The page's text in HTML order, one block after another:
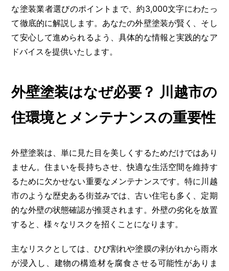
な塗装業者選びのポイントまで、約3,000文字にわたっ
て徹底的に解説します。あなたの外壁塗装が賢く、そし
て安心して進められるよう、具体的な情報と実践的なア
ドバイスを提供いたします。
外壁塗装はなぜ必要？ 川越市の
住環境とメンテナンスの重要性
外壁塗装は、単に見た目を美しくするためだけではあり
ません。住まいを長持ちさせ、快適な生活空間を維持す
るために欠かせない重要なメンテナンスです。特に川越
市のような歴史ある街並みでは、古い住宅も多く、定期
的な外壁の状態確認が推奨されます。外壁の劣化を放置
すると、様々なリスクを招くことになります。
主なリスクとしては、ひび割れや塗膜の剥がれから雨水
が浸入し、建物の構造材を腐食させる可能性がありま